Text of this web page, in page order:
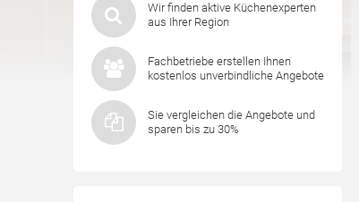
Wir finden aktive Küchenexperten
aus Ihrer Region
Fachbetriebe erstellen Ihnen
kostenlos unverbindliche Angebote
Sie vergleichen die Angebote und
sparen bis zu 30%